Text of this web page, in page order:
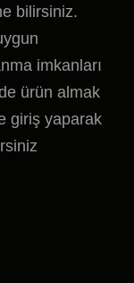
bilirsiniz.
imkanları
ürün almak
giriş yaparak